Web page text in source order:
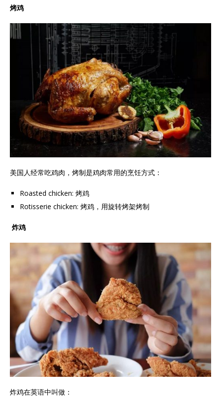
烤鸡
美国人经常吃鸡肉，烤制是鸡肉常用的烹饪方式：
Roasted chicken: 烤鸡
Rotisserie chicken: 烤鸡，用旋转烤架烤制
炸鸡
炸鸡在英语中叫做：